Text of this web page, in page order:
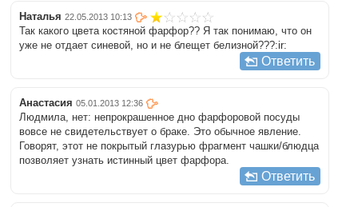
Наталья 22.05.2013 10:13
Так какого цвета костяной фарфор?? Я так понимаю, что он
уже не отдает синевой, но и не блещет белизной???:ir:
Ответить
Анастасия 05.01.2013 12:36
Людмила, нет: непрокрашенное дно фарфоровой посуды
вовсе не свидетельствует о браке. Это обычное явление.
Говорят, этот не покрытый глазурью фрагмент чашки/блюдца
позволяет узнать истинный цвет фарфора.
Ответить